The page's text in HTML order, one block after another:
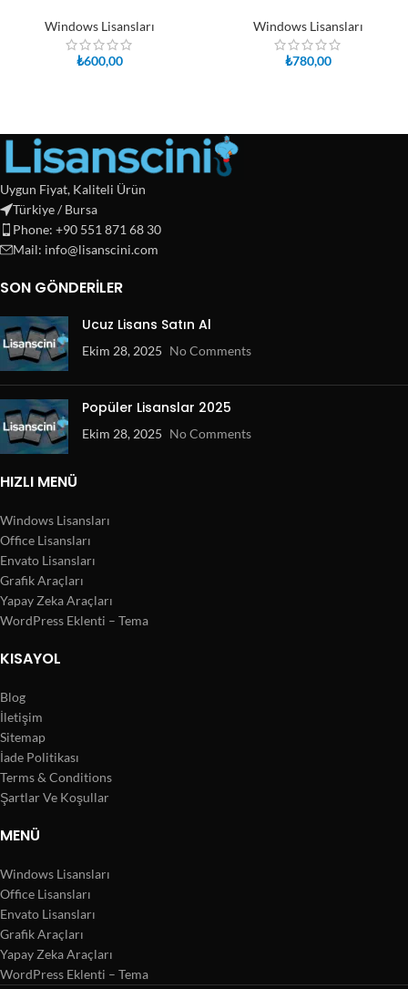
Windows Lisansları
₺600,00
Windows Lisansları
₺780,00
Uygun Fiyat, Kaliteli Ürün
Türkiye / Bursa
Phone: +90 551 871 68 30
Mail: info@lisanscini.com
SON GÖNDERILER
Ucuz Lisans Satın Al
Ekim 28, 2025 No Comments
Popüler Lisanslar 2025
Ekim 28, 2025 No Comments
HIZLI MENÜ
Windows Lisansları
Office Lisansları
Envato Lisansları
Grafik Araçları
Yapay Zeka Araçları
WordPress Eklenti – Tema
KISAYOL
Blog
İletişim
Sitemap
İade Politikası
Terms & Conditions
Şartlar Ve Koşullar
MENÜ
Windows Lisansları
Office Lisansları
Envato Lisansları
Grafik Araçları
Yapay Zeka Araçları
WordPress Eklenti – Tema